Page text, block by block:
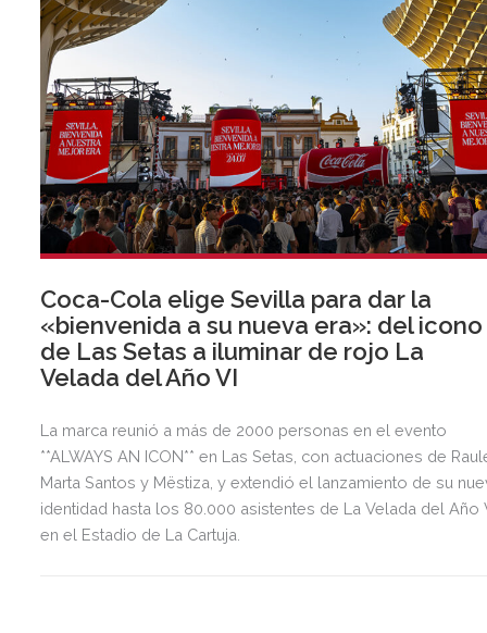
Coca-Cola elige Sevilla para dar la
«bienvenida a su nueva era»: del icono
de Las Setas a iluminar de rojo La
Velada del Año VI
La marca reunió a más de 2000 personas en el evento
**ALWAYS AN ICON** en Las Setas, con actuaciones de
Marta Santos y Mëstiza, y extendió el lanzamiento de su
identidad hasta los 80.000 asistentes de La Velada del Año
en el Estadio de La Cartuja.